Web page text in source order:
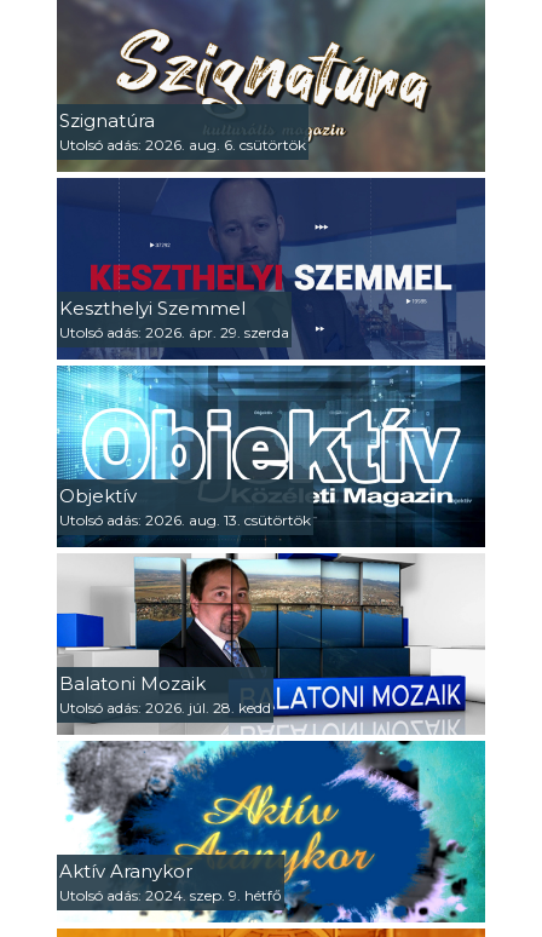
Szignatúra
Utolsó adás: 2026. aug. 6. csütörtök
Keszthelyi Szemmel
Utolsó adás: 2026. ápr. 29. szerda
Objektív
Utolsó adás: 2026. aug. 13. csütörtök
Balatoni Mozaik
Utolsó adás: 2026. júl. 28. kedd
Aktív Aranykor
Utolsó adás: 2024. szep. 9. hétfő